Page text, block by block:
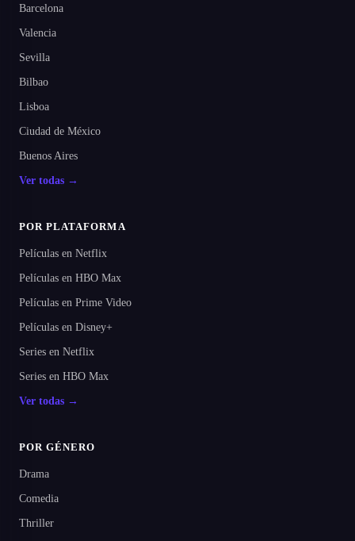
Barcelona
Valencia
Sevilla
Bilbao
Lisboa
Ciudad de México
Buenos Aires
Ver todas →
POR PLATAFORMA
Películas en Netflix
Películas en HBO Max
Películas en Prime Video
Películas en Disney+
Series en Netflix
Series en HBO Max
Ver todas →
POR GÉNERO
Drama
Comedia
Thriller